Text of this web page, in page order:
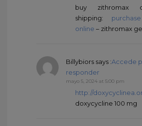
buy zithromax
shipping:
online – zithromax
Billybiors says :Accede
responder
mayo 5, 2024 at 5:00 pm
http://
doxycycline 100 mg